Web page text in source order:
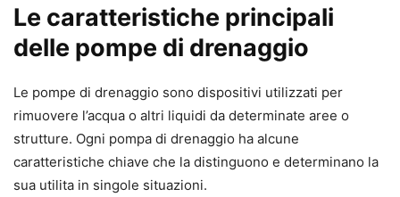
Le caratteristiche principali
delle pompe di drenaggio
Le pompe di drenaggio sono dispositivi utilizzati per
rimuovere l’acqua o altri liquidi da determinate aree o
strutture. Ogni pompa di drenaggio ha alcune
caratteristiche chiave che la distinguono e determinano la
sua utilita in singole situazioni.